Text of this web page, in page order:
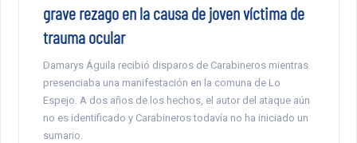
grave rezago en la causa de joven víctima de
trauma ocular
Damarys Águila recibió disparos de Carabineros mientras
presenciaba una manifestación en la comuna de Lo
Espejo. A dos años de los hechos, el autor del ataque aún
no es identificado y Carabineros todavía no ha iniciado un
sumario.